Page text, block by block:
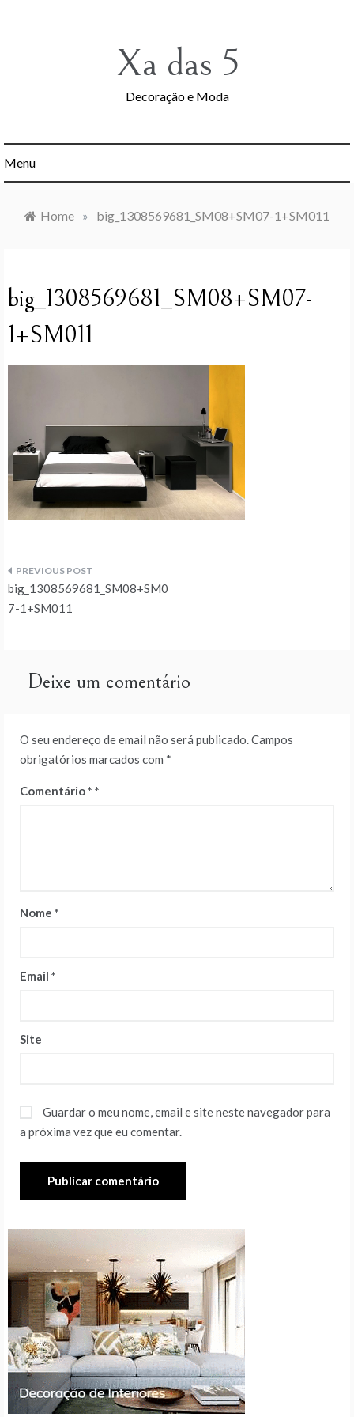
Xa das 5
Decoração e Moda
Menu
Home » big_1308569681_SM08+SM07-1+SM011
big_1308569681_SM08+SM07-
1+SM011
Navegação
de
big_1308569681_SM08+SM0
7-1+SM011
Deixe um comentário
O seu endereço de email não será publicado.Campos
obrigatórios marcados com *
Comentário*
Nome *
Email *
Site
Guardar o meu nome, email e site neste navegador para
a próxima vez que eu comentar.